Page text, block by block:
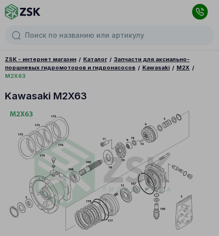
ZSK - интернет магазин Каталог
Запчасти для аксиально-
поршневых гидромоторов и гидронасосов
Kawasaki
M2X
M2X63
Kawasaki M2X63